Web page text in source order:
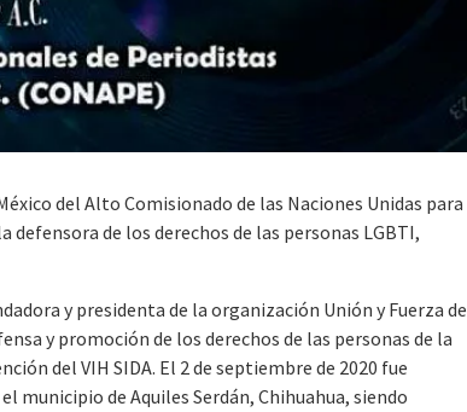
del Alto Comisionado de las Naciones Unidas para
defensora de los derechos de las personas LGBTI,
y presidenta de la organización Unión y Fuerza de
y promoción de los derechos de las personas de la
del VIH SIDA. El 2 de septiembre de 2020 fue
municipio de Aquiles Serdán, Chihuahua, siendo